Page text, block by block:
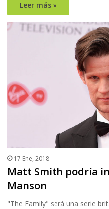
Leer más »
17 Ene, 2018
Matt Smith podría
Manson
"The Family" será una serie